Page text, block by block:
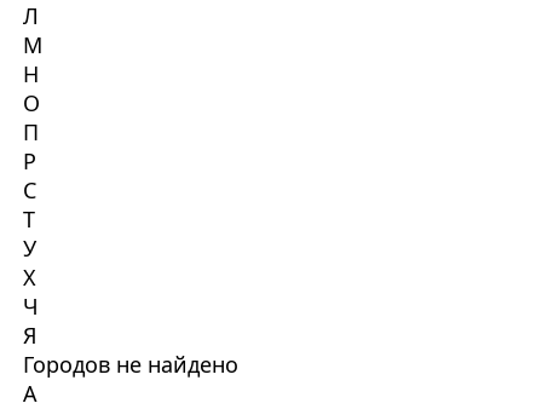
Л
М
Н
О
П
Р
С
Т
У
Х
Ч
Я
Городов не найдено
А